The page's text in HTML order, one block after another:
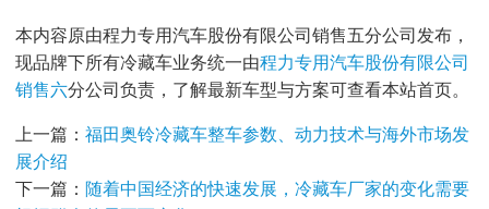
本内容原由程力专用汽车股份有限公司销售五分公司发布，
现品牌下所有冷藏车业务统一由程力专用汽车股份有限公司
销售六分公司负责，了解最新车型与方案可查看本站首页。
上一篇： 福田奥铃冷藏车整车参数、动力技术与海外市场发
展介绍
下一篇： 随着中国经济的快速发展，冷藏车厂家的变化需要